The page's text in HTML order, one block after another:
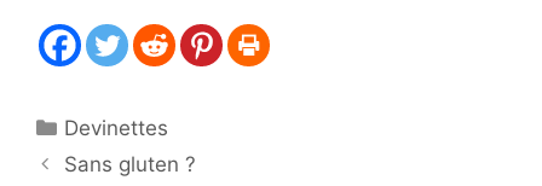
Catégories
Devinettes
Sans gluten ?